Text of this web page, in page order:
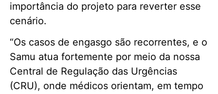
importância do projeto para reverter esse
cenário.
“Os casos de engasgo são recorrentes, e o
Samu atua fortemente por meio da nossa
Central de Regulação das Urgências
(CRU), onde médicos orientam, em tempo